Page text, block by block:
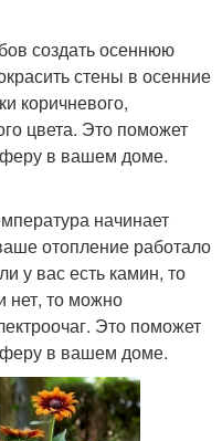
создать осеннюю
стены в осенние
коричневого,
цвета. Это поможет
в вашем доме.
начинает
отопление работало
у вас есть камин, то
нет, то можно
Это поможет
в вашем доме.